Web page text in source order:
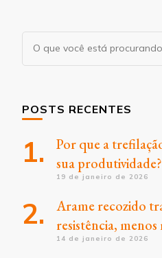
Procurando
algo?
POSTS RECENTES
Por que a
sua produtividade?
19 de janeiro de 2026
Arame recozido
resistência,
14 de janeiro de 2026